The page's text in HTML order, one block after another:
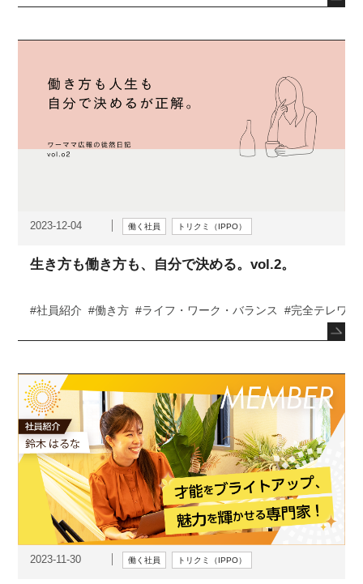
2023-12-04 働く社員 トリクミ（IPPO）
生き方も働き方も、自分で決める。vol.2。
#社員紹介 #働き方 #ライフ・ワーク・バランス #完全テレワー
2023-11-30 働く社員 トリクミ（IPPO）